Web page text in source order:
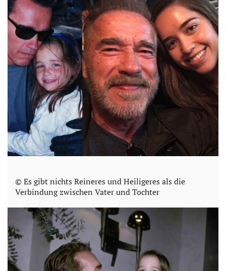
© Es gibt nichts Reineres und Heiligeres als die
Verbindung zwischen Vater und Tochter